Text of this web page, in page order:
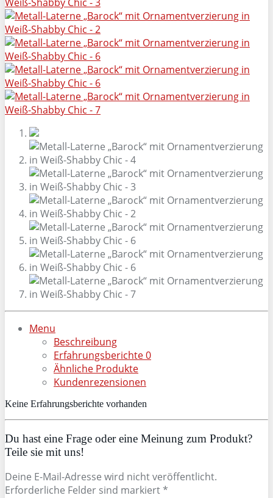
Menu
Beschreibung
Erfahrungsberichte0
Ähnliche Produkte
Kundenrezensionen
Keine Erfahrungsberichte vorhanden
Du hast eine Frage oder eine Meinung zum Produkt?
Teile sie mit uns!
Deine E-Mail-Adresse wird nicht veröffentlicht.
Erforderliche Felder sind markiert *